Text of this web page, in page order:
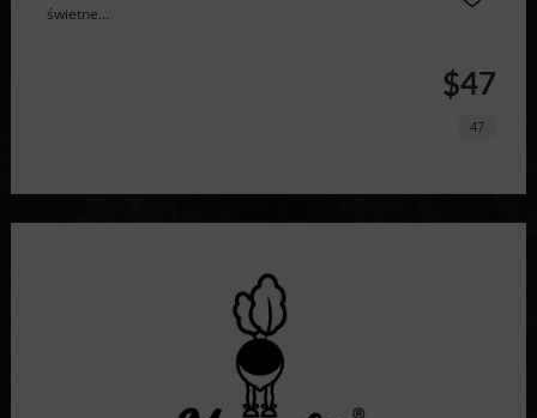
świetne...
$47
47